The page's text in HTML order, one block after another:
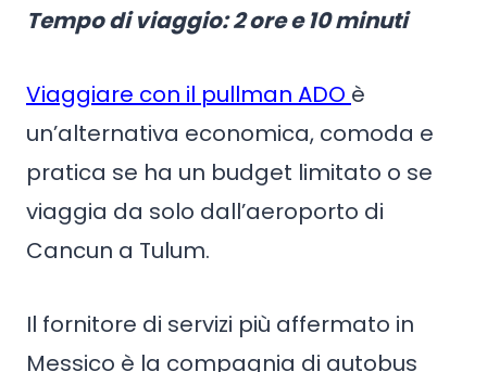
Tempo di viaggio: 2 ore e 10 minuti
Viaggiare con il pullman ADO è
un’alternativa economica, comoda e
pratica se ha un budget limitato o se
viaggia da solo dall’aeroporto di
Cancun a Tulum.
Il fornitore di servizi più affermato in
Messico è la compagnia di autobus